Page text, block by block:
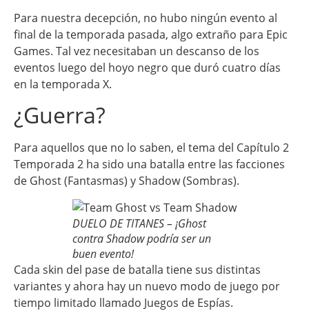
Para nuestra decepción, no hubo ningún evento al
final de la temporada pasada, algo extraño para Epic
Games. Tal vez necesitaban un descanso de los
eventos luego del hoyo negro que duró cuatro días
en la temporada X.
¿Guerra?
Para aquellos que no lo saben, el tema del Capítulo 2
Temporada 2 ha sido una batalla entre las facciones
de Ghost (Fantasmas) y Shadow (Sombras).
DUELO DE TITANES – ¡Ghost
contra Shadow podría ser un
buen evento!
Cada skin del pase de batalla tiene sus distintas
variantes y ahora hay un nuevo modo de juego por
tiempo limitado llamado Juegos de Espías.